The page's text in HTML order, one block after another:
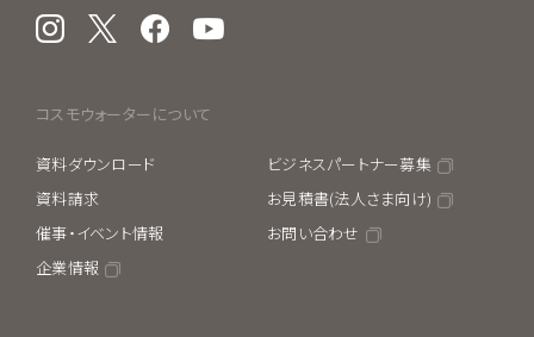
Instagram Facebook
コスモウォーターについて
資料ダウンロード
資料請求
催事・イベント情報
企業情報
ビジネスパートナー募集
お見積書(法人さま向け)
お問い合わせ